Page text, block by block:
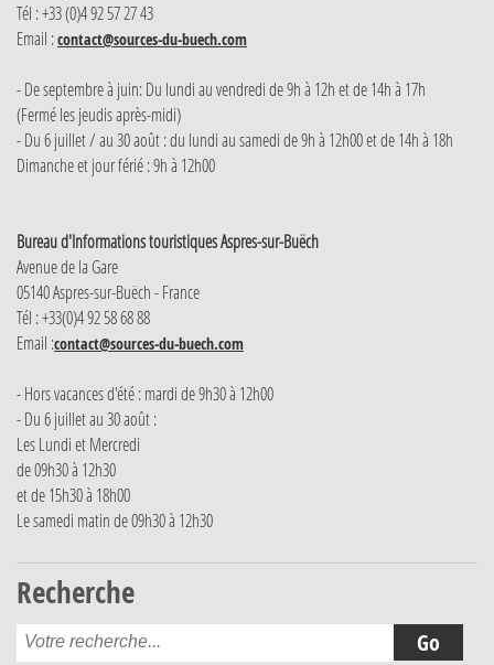
Tél : +33 (0)4 92 57 27 43
Email :contact@sources-du-buech.com
- De septembre à juin: Du lundi au vendredi de 9h à 12h et de 14h à 17h
(Fermé les jeudis après-midi)
- Du 6 juillet / au 30 août : du lundi au samedi de 9h à 12h00 et de 14h à 18h
Dimanche et jour férié : 9h à 12h00
Bureau d'Informations touristiques Aspres-sur-Buëch
Avenue de la Gare
05140 Aspres-sur-Buëch - France
Tél : +33(0)4 92 58 68 88
Email :contact@sources-du-buech.com
- Hors vacances d'été : mardi de 9h30 à 12h00
- Du 6 juillet au 30 août :
Les Lundi et Mercredi
de 09h30 à 12h30
et de 15h30 à 18h00
Le samedi matin de 09h30 à 12h30
Recherche